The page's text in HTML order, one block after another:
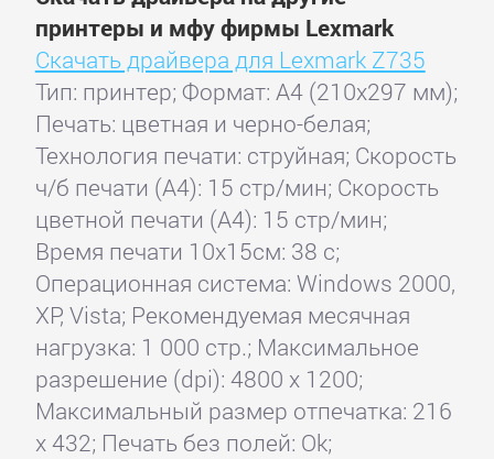
принтеры и мфу фирмы Lexmark
Скачать драйвера для Lexmark Z735
Тип: принтер; Формат: A4 (210x297 мм);
Печать: цветная и черно-белая;
Технология печати: струйная; Скорость
ч/б печати (А4): 15 стр/мин; Скорость
цветной печати (А4): 15 стр/мин;
Время печати 10x15см: 38 с;
Операционная система: Windows 2000,
XP, Vista; Рекомендуемая месячная
нагрузка: 1 000 стр.; Максимальное
разрешение (dpi): 4800 x 1200;
Максимальный размер отпечатка: 216
x 432; Печать без полей: Ok;